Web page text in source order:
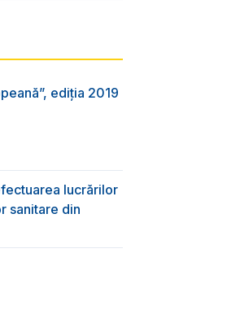
ediția 2019
lucrărilor
sanitare din